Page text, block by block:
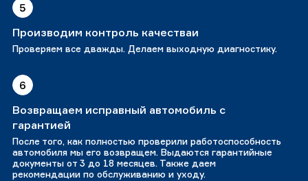
5
Производим контроль качестваи
Проверяем все дважды. Делаем выходную диагностику.
6
Возвращаем исправный автомобиль с
гарантией
После того, как полностью проверили работоспособность
автомобиля мы его возвращем. Выдаются гарантийные
документы от 3 до 18 месяцев. Также даем
рекомендации по обслуживанию и уходу.